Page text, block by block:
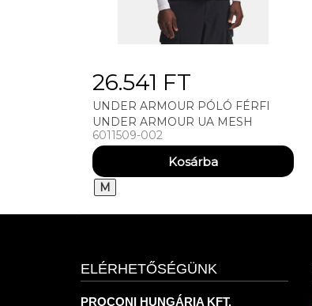
26.541 FT
UNDER ARMOUR PÓLÓ FÉRFI
UNDER ARMOUR UA MESH
JERSEY PÓLÓ
6011509-002
M
ELÉRHETŐSÉGÜNK
PROCONI HUNGÁRIA KFT.